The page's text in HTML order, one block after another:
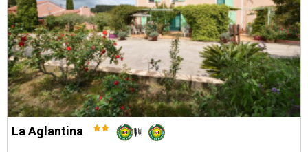
La Aglantina